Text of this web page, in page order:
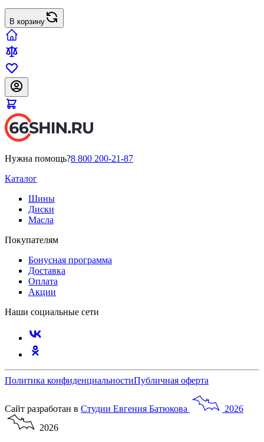
В корзину
Нужна помощь?8 800 200-21-87
Каталог
Шины
Диски
Масла
Покупателям
Бонусная программа
Доставка
Оплата
Акции
Наши социальные сети
Политика конфиденциальностиПубличная оферта
Сайт разработан в Студии Евгения Батюкова
2026
2026